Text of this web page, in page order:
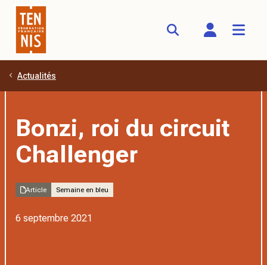
Aller au contenu principal
Actualités
Bonzi, roi du circuit
Challenger
Article Semaine en bleu
6 septembre 2021